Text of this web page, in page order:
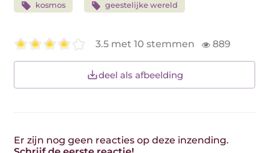
kosmos geestelijke wereld
3.5 met 10 stemmen 889
deel als afbeelding
Er zijn nog geen reacties op deze inzending.